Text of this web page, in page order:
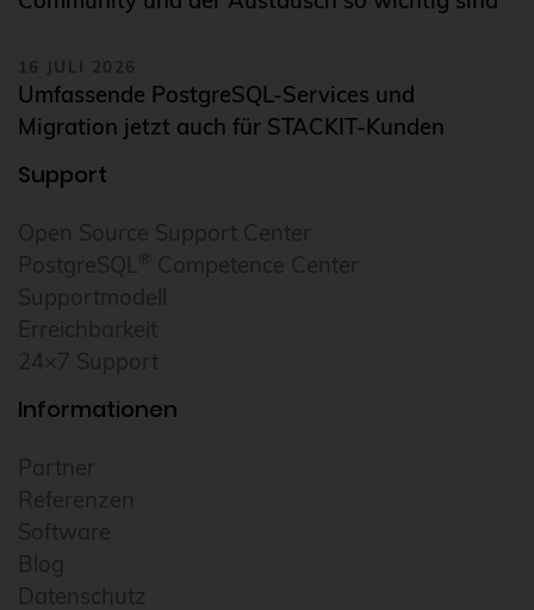
16 JULI 2026
Umfassende PostgreSQL-Services und
Migration jetzt auch für STACKIT-Kunden
Support
Open Source Support Center
PostgreSQL ® Competence Center
Supportmodell
Erreichbarkeit
24×7 Support
Informationen
Partner
Referenzen
Software
Blog
Datenschutz